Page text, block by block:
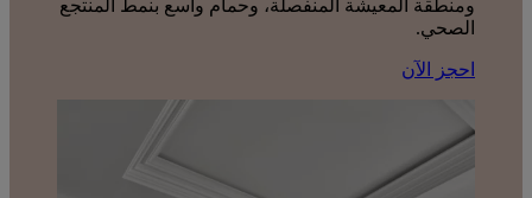
ومنطقة المعيشة المنفصلة، وحمام واسع بنمط المنتجع
الصحي.
احجز الآن